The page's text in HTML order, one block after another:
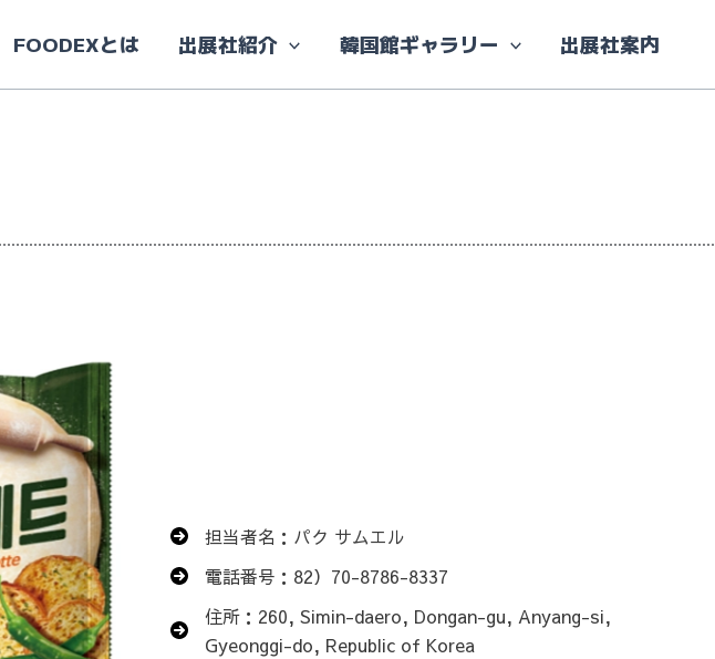
FOODEXとは 出展社紹介 韓国館ギャラリー 出展社案内
担当者名：パク サムエル
電話番号：82）70-8786-8337
住所：260, Simin-daero, Dongan-gu, Anyang-si,
Gyeonggi-do, Republic of Korea